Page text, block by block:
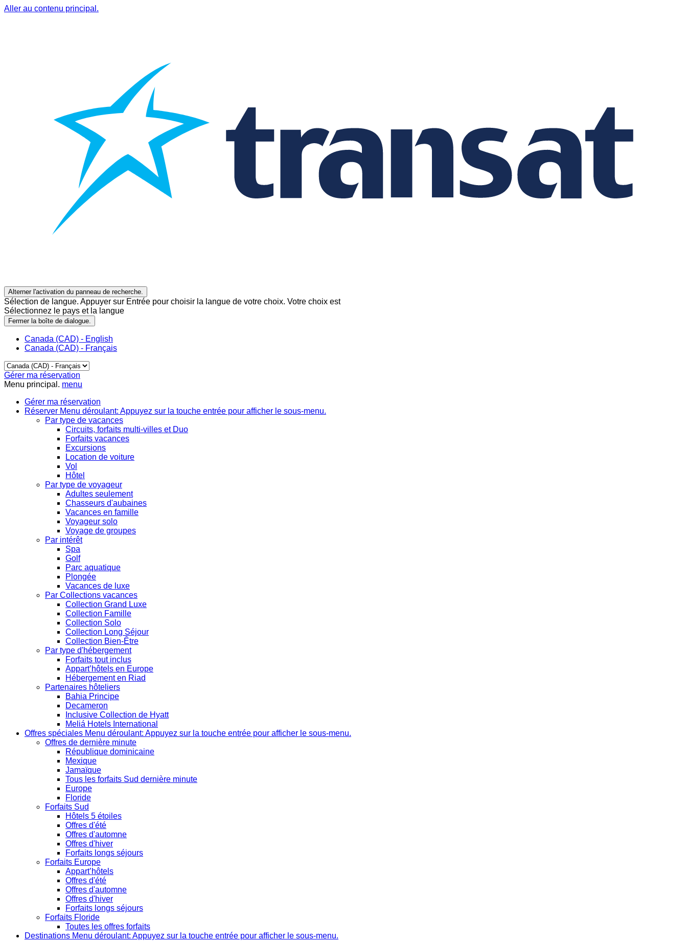
Aller au contenu principal.
Alterner l'activation du panneau de recherche.
Sélection de langue. Appuyer sur Entrée pour choisir la langue de votre choix. Votre choix est
Sélectionnez le pays et la langue
Fermer la boîte de dialogue.
Canada (CAD) - English
Canada (CAD) - Français
Gérer ma réservation
Menu principal. menu
Gérer ma réservation
Réserver Menu déroulant: Appuyez sur la touche entrée pour afficher le sous-menu.
Par type de vacances
Circuits, forfaits multi-villes et Duo
Forfaits vacances
Excursions
Location de voiture
Vol
Hôtel
Par type de voyageur
Adultes seulement
Chasseurs d'aubaines
Vacances en famille
Voyageur solo
Voyage de groupes
Par intérêt
Spa
Golf
Parc aquatique
Plongée
Vacances de luxe
Par Collections vacances
Collection Grand Luxe
Collection Famille
Collection Solo
Collection Long Séjour
Collection Bien-Être
Par type d'hébergement
Forfaits tout inclus
Appart’hôtels en Europe
Hébergement en Riad
Partenaires hôteliers
Bahia Principe
Decameron
Inclusive Collection de Hyatt
Meliá Hotels International
Offres spéciales Menu déroulant: Appuyez sur la touche entrée pour afficher le sous-menu.
Offres de dernière minute
République dominicaine
Mexique
Jamaïque
Tous les forfaits Sud dernière minute
Europe
Floride
Forfaits Sud
Hôtels 5 étoiles
Offres d'été
Offres d'automne
Offres d'hiver
Forfaits longs séjours
Forfaits Europe
Appart’hôtels
Offres d'été
Offres d'automne
Offres d'hiver
Forfaits longs séjours
Forfaits Floride
Toutes les offres forfaits
Destinations Menu déroulant: Appuyez sur la touche entrée pour afficher le sous-menu.